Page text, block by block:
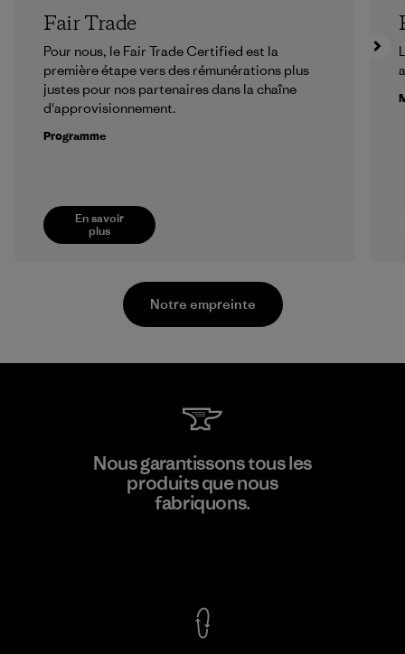
En savoir
plus
Fair Trade
Pour nous, le Fair Trade Certified est la
première étape vers des rémunérations plus
justes pour nos partenaires dans la chaîne
d'approvisionnement.
Programme
Teijin Frontier Co., Ltd.
Material-supplier
Notre empreinte
Nous garantissons tous les
produits que nous
fabriquons.